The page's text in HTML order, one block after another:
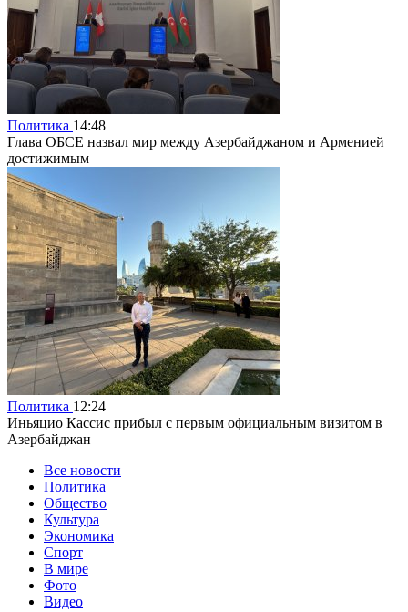
Политика 14:48
Глава ОБСЕ назвал мир между Азербайджаном и Арменией
достижимым
Политика 12:24
Иньяцио Кассис прибыл с первым официальным визитом в
Азербайджан
Все новости
Политика
Общество
Культура
Экономика
Спорт
В мире
Фото
Видео